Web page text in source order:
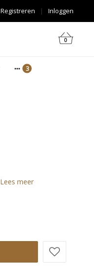
Inloggen
|
Registreren
0
Lees meer